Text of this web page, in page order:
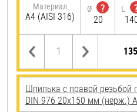
Материал
A4 (AISI 316)
Ø
?
20
L
Шпилька с правой резьбой
DIN 976 20х150 мм (нерж.)